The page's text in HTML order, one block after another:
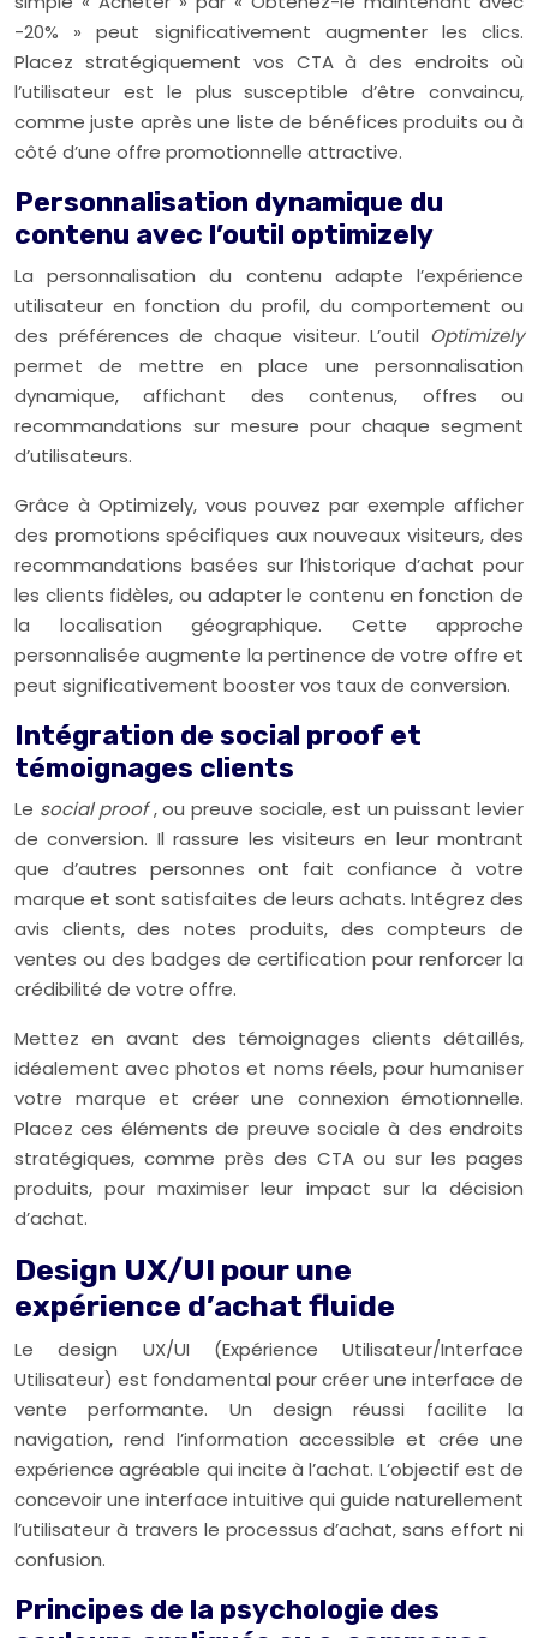
-20% » peut significativement augmenter les clics.
Placez stratégiquement vos CTA à des endroits où
l’utilisateur est le plus susceptible d’être convaincu,
comme juste après une liste de bénéfices produits ou à
côté d’une offre promotionnelle attractive.
Personnalisation dynamique du
contenu avec l’outil optimizely
La personnalisation du contenu adapte l’expérience
utilisateur en fonction du profil, du comportement ou
des préférences de chaque visiteur. L’outil Optimizely
permet de mettre en place une personnalisation
dynamique, affichant des contenus, offres ou
recommandations sur mesure pour chaque segment
d’utilisateurs.
Grâce à Optimizely, vous pouvez par exemple afficher
des promotions spécifiques aux nouveaux visiteurs, des
recommandations basées sur l’historique d’achat pour
les clients fidèles, ou adapter le contenu en fonction de
la localisation géographique. Cette approche
personnalisée augmente la pertinence de votre offre et
peut significativement booster vos taux de conversion.
Intégration de social proof et
témoignages clients
Le social proof, ou preuve sociale, est un puissant levier
de conversion. Il rassure les visiteurs en leur montrant
que d’autres personnes ont fait confiance à votre
marque et sont satisfaites de leurs achats. Intégrez des
avis clients, des notes produits, des compteurs de
ventes ou des badges de certification pour renforcer la
crédibilité de votre offre.
Mettez en avant des témoignages clients détaillés,
idéalement avec photos et noms réels, pour humaniser
votre marque et créer une connexion émotionnelle.
Placez ces éléments de preuve sociale à des endroits
stratégiques, comme près des CTA ou sur les pages
produits, pour maximiser leur impact sur la décision
d’achat.
Design UX/UI pour une
expérience d’achat fluide
Le design UX/UI (Expérience Utilisateur/Interface
Utilisateur) est fondamental pour créer une interface de
vente performante. Un design réussi facilite la
navigation, rend l’information accessible et crée une
expérience agréable qui incite à l’achat. L’objectif est de
concevoir une interface intuitive qui guide naturellement
l’utilisateur à travers le processus d’achat, sans effort ni
confusion.
Principes de la psychologie des